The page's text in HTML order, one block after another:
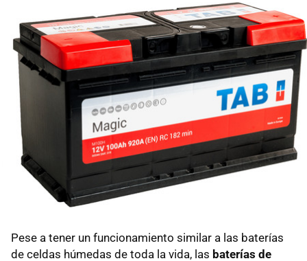
Pese a tener un funcionamiento similar a las baterías
de celdas húmedas de toda la vida, las baterías de